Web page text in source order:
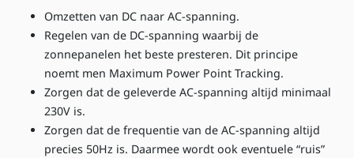
Omzetten van DC naar AC-spanning.
Regelen van de DC-spanning waarbij de
zonnepanelen het beste presteren. Dit principe
noemt men Maximum Power Point Tracking.
Zorgen dat de geleverde AC-spanning altijd minimaal
230V is.
Zorgen dat de frequentie van de AC-spanning altijd
precies 50Hz is. Daarmee wordt ook eventuele “ruis”